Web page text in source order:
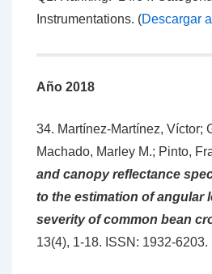
Instrumentations. (Descargar
Año 2018
34. Martínez-Martínez, Víctor;
Machado, Marley M.; Pinto,
and canopy reflectance
to the estimation of angular
severity of common bean
13(4), 1-18. ISSN: 1932-6203.